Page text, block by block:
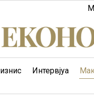
Интервјуа